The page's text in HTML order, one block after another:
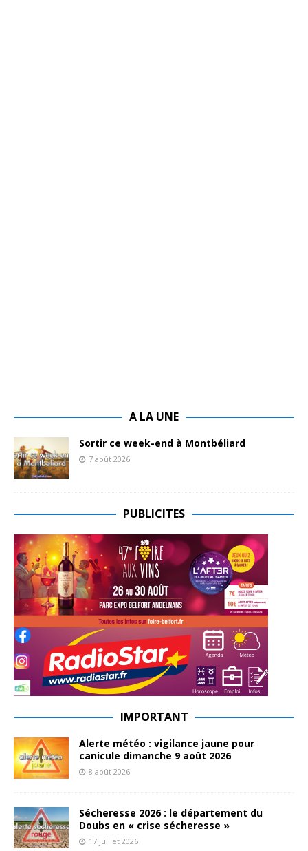
A LA UNE
Sortir ce week-end à Montbéliard
7 août 2026
PUBLICITES
IMPORTANT
Alerte météo : vigilance jaune pour
canicule dimanche 9 août 2026
8 août 2026
Sécheresse 2026 : le département du
Doubs en « crise sécheresse »
17 juillet 2026